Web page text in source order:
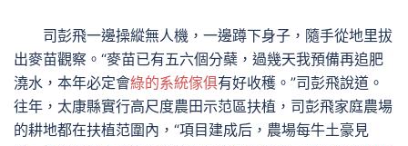
司彭飛一邊操縱無人機，一邊蹲下身子，隨手從地里拔
出麥苗觀察。“麥苗已有五六個分蘗，過幾天我預備再追肥
澆水，本年必定會綠的系統傢俱有好收穫。”司彭飛說道。
往年，太康縣實行高尺度農田示范區扶植，司彭飛家庭農場
的耕地都在扶植范圍內，“項目建成后，農場每牛土豪見